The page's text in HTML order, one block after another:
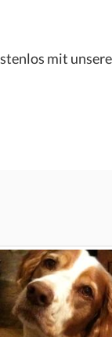
mit